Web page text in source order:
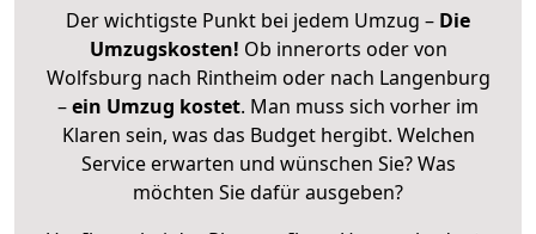
Der wichtigste Punkt bei jedem Umzug – Die
Umzugskosten! Ob innerorts oder von
Wolfsburg nach Rintheim oder nach Langenburg
–ein Umzug kostet. Man muss sich vorher im
Klaren sein, was das Budget hergibt. Welchen
Service erwarten und wünschen Sie? Was
möchten Sie dafür ausgeben?